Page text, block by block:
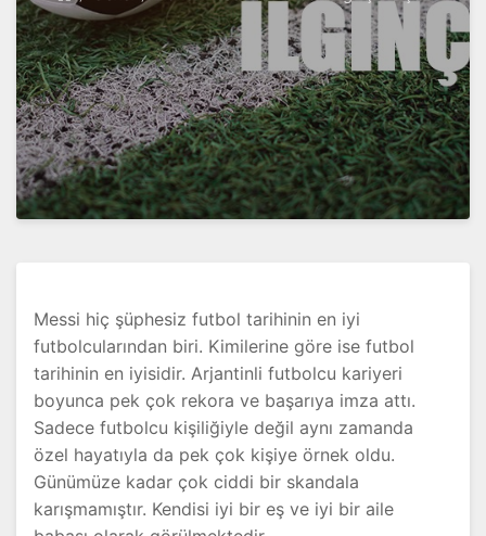
Messi hiç şüphesiz futbol tarihinin en iyi
futbolcularından biri. Kimilerine göre ise futbol
tarihinin en iyisidir. Arjantinli futbolcu kariyeri
boyunca pek çok rekora ve başarıya imza attı.
Sadece futbolcu kişiliğiyle değil aynı zamanda
özel hayatıyla da pek çok kişiye örnek oldu.
Günümüze kadar çok ciddi bir skandala
karışmamıştır. Kendisi iyi bir eş ve iyi bir aile